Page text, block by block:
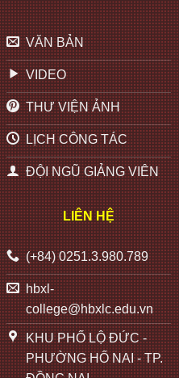
VĂN BẢN
VIDEO
THƯ VIỆN ẢNH
LỊCH CÔNG TÁC
ĐỘI NGŨ GIẢNG VIÊN
LIÊN HỆ
(+84) 0251.3.980.789
hbxl-
college@hbxlc.edu.vn
KHU PHỐ LỘ ĐỨC -
PHƯỜNG HỐ NAI - TP.